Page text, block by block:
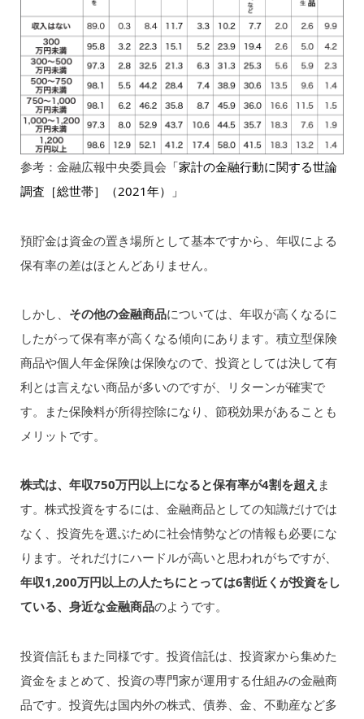
参考：金融広報中央委員会 「家計の金融行動に関する世論
調査［総世帯］（2021年）」
預貯金は資金の置き場所として基本ですから、年収による
保有率の差はほとんどありません。
しかし、 その他の金融商品については、年収が高くなるに
したがって保有率が高くなる傾向にあります。積立型保険
商品や個人年金保険は保険なので、投資としては決して有
利とは言えない商品が多いのですが、リターンが確実で
す。また保険料が所得控除になり、節税効果があることも
メリットです。
株式は、年収750万円以上になると保有率が4割を超え ま
す。株式投資をするには、金融商品としての知識だけでは
なく、投資先を選ぶために社会情勢などの情報も必要にな
ります。それだけにハードルが高いと思われがちですが、
年収1,200万円以上の人たちにとっては6割近くが投資をし
ている、身近な金融商品のようです。
投資信託もまた同様です。投資信託は、投資家から集めた
資金をまとめて、投資の専門家が運用する仕組みの金融商
品です。投資先は国内外の株式、債券、金、不動産など多